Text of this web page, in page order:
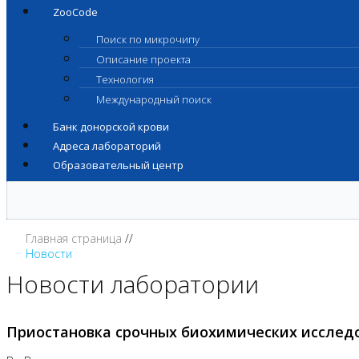
ZooCode
Поиск по микрочипу
Описание проекта
Технология
Международный поиск
Банк донорской крови
Адреса лабораторий
Образовательный центр
Главная страница
Новости
Новости лаборатории
Приостановка срочных биохимических